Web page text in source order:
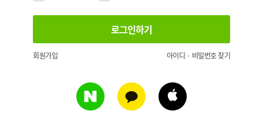
회원가입 아이디 · 비밀번호 찾기